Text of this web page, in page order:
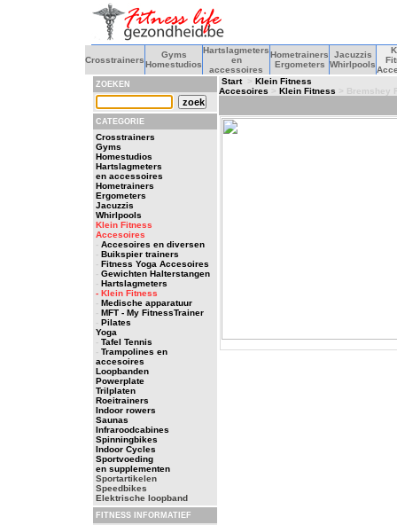
Crosstrainers
Gyms
Homestudios
Hartslagmeters
en
accessoires
Hometrainers
Ergometers
Jacuzzis
Whirlpools
ZOEKEN
CATEGORIE
Crosstrainers
Gyms
Homestudios
Hartslagmeters
en accessoires
Hometrainers
Ergometers
Jacuzzis
Whirlpools
Klein Fitness
Accesoires
- Accesoires en diversen
- Buikspier trainers
- Fitness Yoga Accesoires
- Gewichten Halterstangen
- Hartslagmeters
- Klein Fitness
- Medische apparatuur
- MFT - My FitnessTrainer
- Pilates
Yoga
- Tafel Tennis
- Trampolines en
accesoires
Loopbanden
Powerplate
Trilplaten
Roeitrainers
Indoor rowers
Saunas
Infraroodcabines
Spinningbikes
Indoor Cycles
Sportvoeding
en supplementen
Sportartikelen
Speedbikes
Elektrische loopband
FITNESS INFORMATIEF
Start> Klein Fitness
Accesoires > Klein Fitness > Bremshey